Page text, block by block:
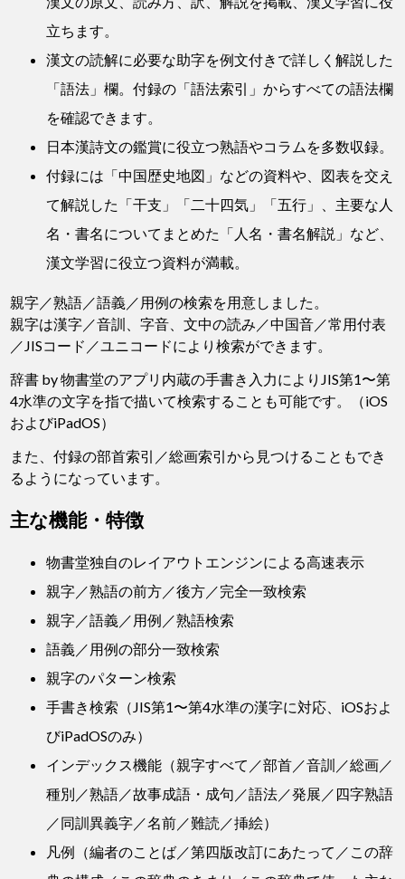
立ちます。
漢文の読解に必要な助字を例文付きで詳しく解説した
「語法」欄。付録の「語法索引」からすべての語法欄
を確認できます。
日本漢詩文の鑑賞に役立つ熟語やコラムを多数収録。
付録には「中国歴史地図」などの資料や、図表を交え
て解説した「干支」「二十四気」「五行」、主要な人
名・書名についてまとめた「人名・書名解説」など、
漢文学習に役立つ資料が満載。
親字／熟語／語義／用例の検索を用意しました。
親字は漢字／音訓、字音、文中の読み／中国音／常用付表
／JISコード／ユニコードにより検索ができます。
辞書 by 物書堂のアプリ内蔵の手書き入力によりJIS第1〜第
4水準の文字を指で描いて検索することも可能です。（iOS
およびiPadOS）
また、付録の部首索引／総画索引から見つけることもでき
るようになっています。
主な機能・特徴
物書堂独自のレイアウトエンジンによる高速表示
親字／熟語の前方／後方／完全一致検索
親字／語義／用例／熟語検索
語義／用例の部分一致検索
親字のパターン検索
手書き検索（JIS第1〜第4水準の漢字に対応、iOSおよ
びiPadOSのみ）
インデックス機能（親字すべて／部首／音訓／総画／
種別／熟語／故事成語・成句／語法／発展／四字熟語
／同訓異義字／名前／難読／挿絵）
凡例（編者のことば／第四版改訂にあたって／この辞